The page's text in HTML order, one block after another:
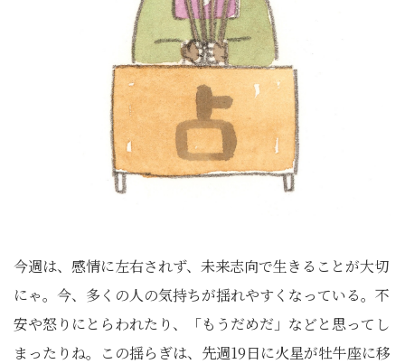
今週は、感情に左右されず、未来志向で生きることが大切
にゃ。今、多くの人の気持ちが揺れやすくなっている。不
安や怒りにとらわれたり、「もうだめだ」などと思ってし
まったりね。この揺らぎは、先週19日に火星が牡牛座に移